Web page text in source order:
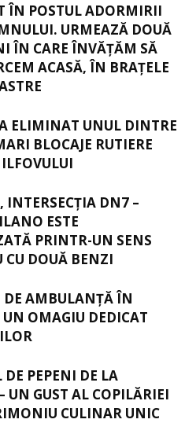
ÎN POSTUL ADORMIRII
URMEAZĂ DOUĂ
ÎN CARE ÎNVĂŢĂM SĂ
ACASĂ, ÎN BRAŢELE
ELIMINAT UNUL DINTRE
BLOCAJE RUTIERE
INTERSECŢIA DN7 –
ESTE
PRINTR-UN SENS
CU DOUĂ BENZI
AMBULANȚĂ ÎN
OMAGIU DEDICAT
PEPENI DE LA
UN GUST AL COPILĂRIEI
CULINAR UNIC